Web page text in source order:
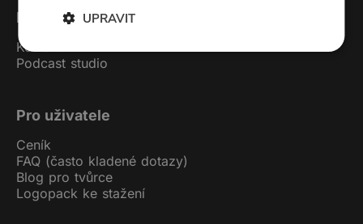
Forendors
Kontakt
Podcast studio
Pro uživatele
Ceník
FAQ (často kladené dotazy)
Blog pro tvůrce
Logopack ke stažení
UPRAVIT